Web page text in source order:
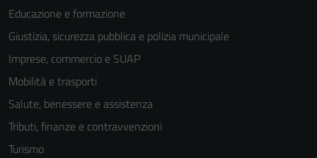
Educazione e formazione
Giustizia, sicurezza pubblica e polizia municipale
Imprese, commercio e SUAP
Mobilità e trasporti
Salute, benessere e assistenza
Tributi, finanze e contravvenzioni
Turismo